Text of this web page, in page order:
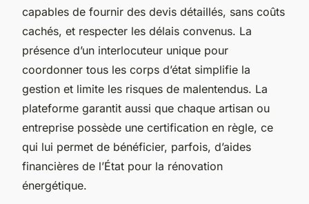
capables de fournir des devis détaillés, sans coûts
cachés, et respecter les délais convenus. La
présence d’un interlocuteur unique pour
coordonner tous les corps d’état simplifie la
gestion et limite les risques de malentendus. La
plateforme garantit aussi que chaque artisan ou
entreprise possède une certification en règle, ce
qui lui permet de bénéficier, parfois, d’aides
financières de l’État pour la rénovation
énergétique.